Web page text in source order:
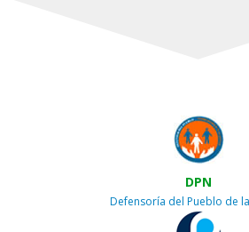
DPN
Defensoría del Pueblo de